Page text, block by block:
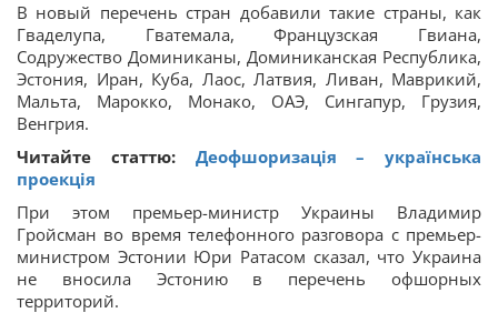
В новый перечень стран добавили такие страны, как
Гваделупа, Гватемала, Французская Гвиана,
Содружество Доминиканы, Доминиканская Республика,
Эстония, Иран, Куба, Лаос, Латвия, Ливан, Маврикий,
Мальта, Марокко, Монако, ОАЭ, Сингапур, Грузия,
Венгрия.
Читайте статтю: Деофшоризація – українська
проекція
При этом премьер-министр Украины Владимир
Гройсман во время телефонного разговора с премьер-
министром Эстонии Юри Ратасом сказал, что Украина
не вносила Эстонию в перечень офшорных
территорий.